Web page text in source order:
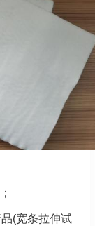
(宽条拉伸试